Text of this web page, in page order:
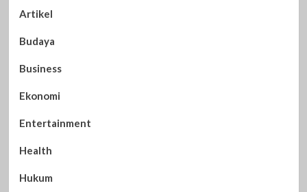
Artikel
Budaya
Business
Ekonomi
Entertainment
Health
Hukum